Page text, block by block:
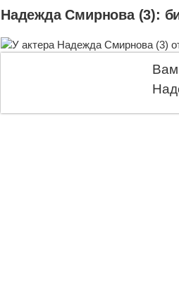
Надежда Смирнова (3):
Вам